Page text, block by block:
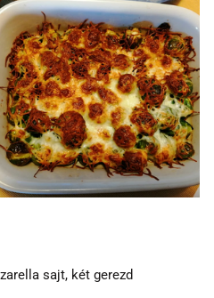
sajt, két gerezd